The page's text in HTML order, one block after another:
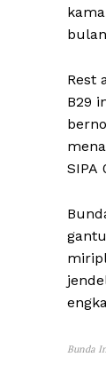
Rest
B29
SIPA
Bunda